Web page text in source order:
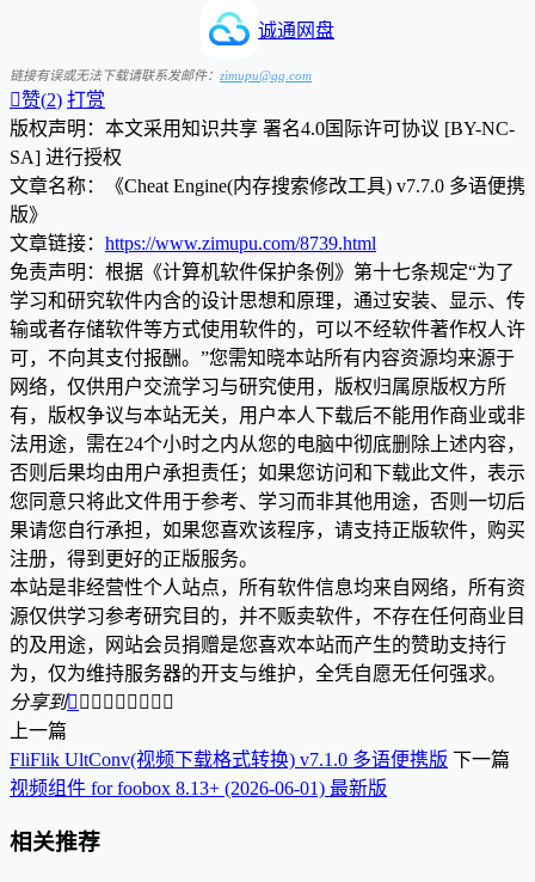
诚通网盘
链接有误或无法下载请联系发邮件： zimupu@qq.com
赞(2) 打赏
版权声明：本文采用知识共享 署名4.0国际许可协议 [BY-NC-
SA] 进行授权
文章名称：《Cheat Engine(内存搜索修改工具) v7.7.0 多语便携
版》
文章链接： https://www.zimupu.com/8739.html
免责声明：根据《计算机软件保护条例》第十七条规定“为了
学习和研究软件内含的设计思想和原理，通过安装、显示、传
输或者存储软件等方式使用软件的，可以不经软件著作权人许
可，不向其支付报酬。”您需知晓本站所有内容资源均来源于
网络，仅供用户交流学习与研究使用，版权归属原版权方所
有，版权争议与本站无关，用户本人下载后不能用作商业或非
法用途，需在24个小时之内从您的电脑中彻底删除上述内容，
否则后果均由用户承担责任；如果您访问和下载此文件，表示
您同意只将此文件用于参考、学习而非其他用途，否则一切后
果请您自行承担，如果您喜欢该程序，请支持正版软件，购买
注册，得到更好的正版服务。
本站是非经营性个人站点，所有软件信息均来自网络，所有资
源仅供学习参考研究目的，并不贩卖软件，不存在任何商业目
的及用途，网站会员捐赠是您喜欢本站而产生的赞助支持行
为，仅为维持服务器的开支与维护，全凭自愿无任何强求。
分享到        
上一篇
FliFlik UltConv(视频下载格式转换) v7.1.0 多语便携版 下一篇
视频组件 for foobox 8.13+ (2026-06-01) 最新版
相关推荐